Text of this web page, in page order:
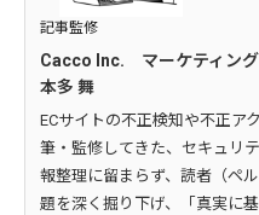
記事監修
Cacco Inc. マーケティン
本多 舞
ECサイトの不正検知や不正ア
筆・監修してきた、セキュリ
報整理に留まらず、読者（ペ
題を深く掘り下げ、「真実に